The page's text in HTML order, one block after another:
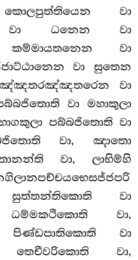
වා
වා ධනෙන වා
වා
වා සුතෙන
වා
වා මහාකුලා
පබ්බජිතොති වා
වා, ඤාතො
වා, ලාභිම්හි
සුත්තන්තිකොති වා
වා,
වා
වා,